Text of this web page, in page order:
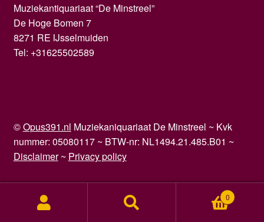
Muziekantiquariaat “De Minstreel”
De Hoge Bomen 7
8271 RE IJsselmuiden
Tel: +31625502589
©Opus391.nl Muziekaniquariaat De Minstreel ~ Kvk
nummer: 05080117 ~ BTW-nr: NL1494.21.485.B01 ~
Disclaimer~ Privacy policy
Zoeken
0